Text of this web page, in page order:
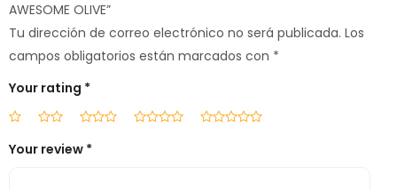
AWESOME OLIVE”
Tu dirección de correo electrónico no será publicada. Los
campos obligatorios están marcados con *
Your rating *
Your review *